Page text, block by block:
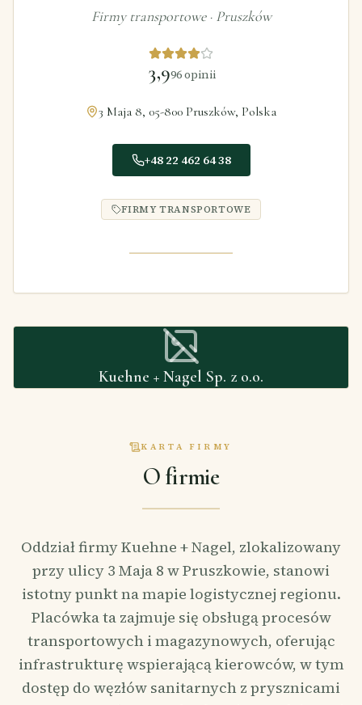
Firmy transportowe· Pruszków
3,996opinii
3 Maja 8, 05-800 Pruszków, Polska
+48 22 462 64 38
FIRMY TRANSPORTOWE
Kuehne + Nagel Sp. z o.o.
KARTA FIRMY
O firmie
Oddział firmy Kuehne + Nagel, zlokalizowany
przy ulicy 3 Maja 8 w Pruszkowie, stanowi
istotny punkt na mapie logistycznej regionu.
Placówka ta zajmuje się obsługą procesów
transportowych i magazynowych, oferując
infrastrukturę wspierającą kierowców, w tym
dostęp do węzłów sanitarnych z prysznicami